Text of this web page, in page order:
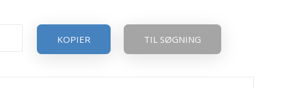
KOPIER
TIL SØGNING